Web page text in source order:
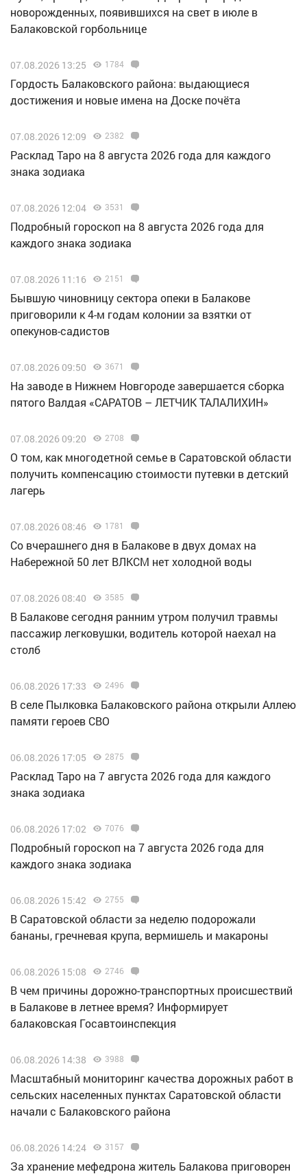
новорожденных, появившихся на свет в июле в
Балаковской горбольнице
07.08.2026 13:25 1784
Гордость Балаковского района: выдающиеся
достижения и новые имена на Доске почёта
07.08.2026 12:09 2382
Расклад Таро на 8 августа 2026 года для каждого
знака зодиака
07.08.2026 12:04 3531
Подробный гороскоп на 8 августа 2026 года для
каждого знака зодиака
07.08.2026 11:16 2151
Бывшую чиновницу сектора опеки в Балакове
приговорили к 4-м годам колонии за взятки от
опекунов-садистов
07.08.2026 09:50 3671
Н️а заводе в Нижнем Новгороде завершается сборка
пятого Валдая «САРАТОВ – ЛЕТЧИК ТАЛАЛИХИН»
07.08.2026 09:20 2708
О том, как многодетной семье в Саратовской области
получить компенсацию стоимости путевки в детский
лагерь
07.08.2026 08:46 1781
Со вчерашнего дня в Балакове в двух домах на
Набережной 50 лет ВЛКСМ нет холодной воды
07.08.2026 08:40 3585
В Балакове сегодня ранним утром получил травмы
пассажир легковушки, водитель которой наехал на
столб
06.08.2026 17:33 2496
В селе Пылковка Балаковского района открыли Аллею
памяти героев СВО
06.08.2026 17:05 2875
Расклад Таро на 7 августа 2026 года для каждого
знака зодиака
06.08.2026 17:02 7076
Подробный гороскоп на 7 августа 2026 года для
каждого знака зодиака
06.08.2026 15:42 2755
В Саратовской области за неделю подорожали
бананы, гречневая крупа, вермишель и макароны
06.08.2026 15:08 2746
В чем причины дорожно-транспортных происшествий
в Балакове в летнее время? Информирует
балаковская Госавтоинспекция
06.08.2026 14:38 3988
Масштабный мониторинг качества дорожных работ в
сельских населенных пунктах Саратовской области
начали с Балаковского района
06.08.2026 14:24 3157
За хранение мефедрона житель Балакова приговорен